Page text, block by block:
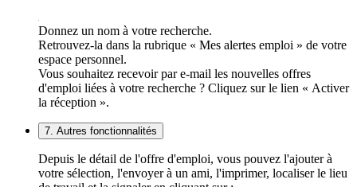
Donnez un nom à votre recherche.
Retrouvez-la dans la rubrique « Mes alertes emploi » de votre
espace personnel.
Vous souhaitez recevoir par e-mail les nouvelles offres
d'emploi liées à votre recherche ? Cliquez sur le lien « Activer
la réception ».
7. Autres fonctionnalités
Depuis le détail de l'offre d'emploi, vous pouvez l'ajouter à
votre sélection, l'envoyer à un ami, l'imprimer, localiser le lieu